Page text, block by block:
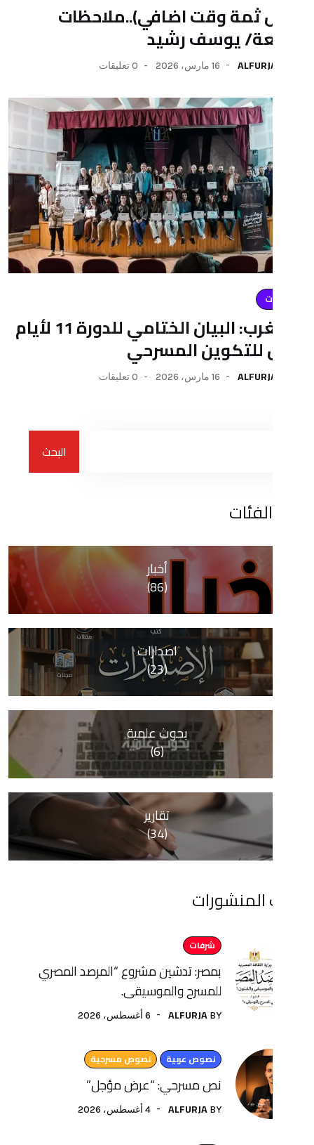
وقت اضافي)..ملاحظات
يوسف رشيد
0 تعليقات
بالمغرب: البيان الختامي للدورة 11 لأيام
المسرحي
0 تعليقات
(86)
اصدارات
(23)
بحوث علمية
(6)
تقارير
(34)
شرفات
بمصر: تدشين مشروع “المرصد المصري
للمسرح والموسيقى.
ALFURJA 6 أغسطس، 2026
نصوص عربية نصوص مسرحية
نص مسرحي: “عرض مؤجل”
BY
ALFURJA 4 أغسطس، 2026